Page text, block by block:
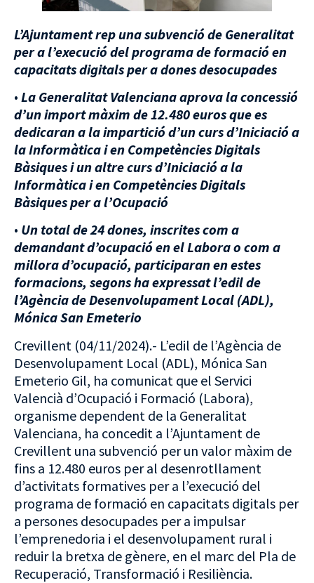
L’Ajuntament rep una subvenció de Generalitat
per a l’execució del programa de formació en
capacitats digitals per a dones desocupades
• La Generalitat Valenciana aprova la concessió
d’un import màxim de 12.480 euros que es
dedicaran a la impartició d’un curs d’Iniciació a
la Informàtica i en Competències Digitals
Bàsiques i un altre curs d’Iniciació a la
Informàtica i en Competències Digitals
Bàsiques per a l’Ocupació
• Un total de 24 dones, inscrites com a
demandant d’ocupació en el Labora o com a
millora d’ocupació, participaran en estes
formacions, segons ha expressat l’edil de
l’Agència de Desenvolupament Local (ADL),
Mónica San Emeterio
Crevillent (04/11/2024).- L’edil de l’Agència de
Desenvolupament Local (ADL), Mónica San
Emeterio Gil, ha comunicat que el Servici
Valencià d’Ocupació i Formació (Labora),
organisme dependent de la Generalitat
Valenciana, ha concedit a l’Ajuntament de
Crevillent una subvenció per un valor màxim de
fins a 12.480 euros per al desenrotllament
d’activitats formatives per a l’execució del
programa de formació en capacitats digitals per
a persones desocupades per a impulsar
l’emprenedoria i el desenvolupament rural i
reduir la bretxa de gènere, en el marc del Pla de
Recuperació, Transformació i Resiliència.